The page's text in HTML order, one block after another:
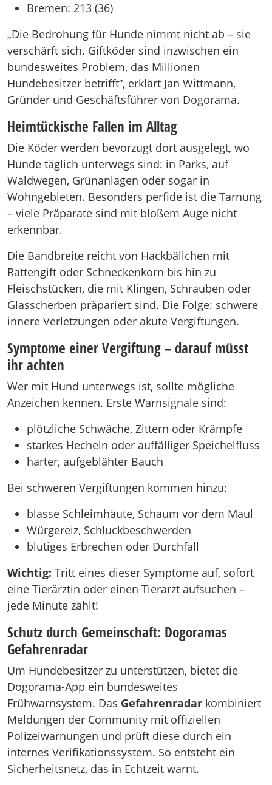
Bremen: 213 (36)
„Die Bedrohung für Hunde nimmt nicht ab – sie
verschärft sich. Giftköder sind inzwischen ein
bundesweites Problem, das Millionen
Hundebesitzer betrifft“, erklärt Jan Wittmann,
Gründer und Geschäftsführer von Dogorama.
Heimtückische Fallen im Alltag
Die Köder werden bevorzugt dort ausgelegt, wo
Hunde täglich unterwegs sind: in Parks, auf
Waldwegen, Grünanlagen oder sogar in
Wohngebieten. Besonders perfide ist die Tarnung
– viele Präparate sind mit bloßem Auge nicht
erkennbar.
Die Bandbreite reicht von Hackbällchen mit
Rattengift oder Schneckenkorn bis hin zu
Fleischstücken, die mit Klingen, Schrauben oder
Glasscherben präpariert sind. Die Folge: schwere
innere Verletzungen oder akute Vergiftungen.
Symptome einer Vergiftung – darauf müsst
ihr achten
Wer mit Hund unterwegs ist, sollte mögliche
Anzeichen kennen. Erste Warnsignale sind:
plötzliche Schwäche, Zittern oder Krämpfe
starkes Hecheln oder auffälliger Speichelfluss
harter, aufgeblähter Bauch
Bei schweren Vergiftungen kommen hinzu:
blasse Schleimhäute, Schaum vor dem Maul
Würgereiz, Schluckbeschwerden
blutiges Erbrechen oder Durchfall
Wichtig: Tritt eines dieser Symptome auf, sofort
eine Tierärztin oder einen Tierarzt aufsuchen –
jede Minute zählt!
Schutz durch Gemeinschaft: Dogoramas
Gefahrenradar
Um Hundebesitzer zu unterstützen, bietet die
Dogorama-App ein bundesweites
Frühwarnsystem. Das Gefahrenradar kombiniert
Meldungen der Community mit offiziellen
Polizeiwarnungen und prüft diese durch ein
internes Verifikationssystem. So entsteht ein
Sicherheitsnetz, das in Echtzeit warnt.